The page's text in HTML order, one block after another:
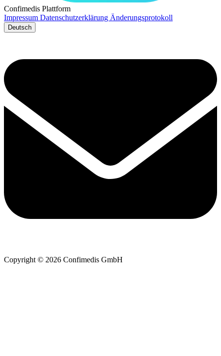
Confimedis Plattform
Impressum Datenschutzerklärung Änderungsprotokoll
Deutsch
Copyright © 2026 Confimedis GmbH